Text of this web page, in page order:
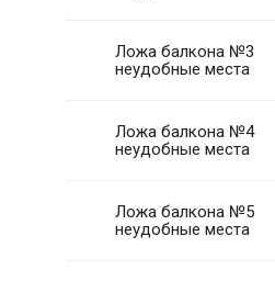
Ложа балкона №3
неудобные места
Ложа балкона №4
неудобные места
Ложа балкона №5
неудобные места